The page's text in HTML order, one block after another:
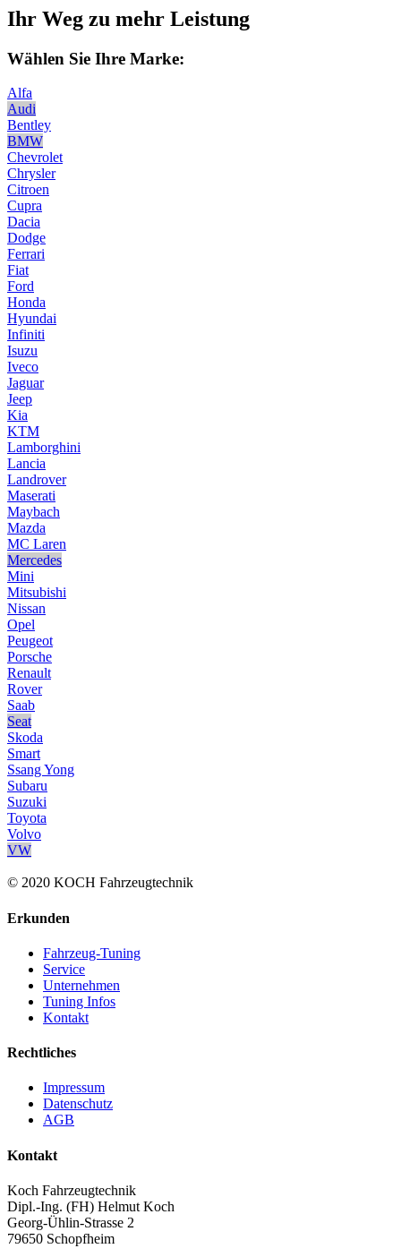
Ihr Weg zu mehr Leistung
Wählen Sie Ihre Marke:
Alfa
Audi
Bentley
BMW
Chevrolet
Chrysler
Citroen
Cupra
Dacia
Dodge
Ferrari
Fiat
Ford
Honda
Hyundai
Infiniti
Isuzu
Iveco
Jaguar
Jeep
Kia
KTM
Lamborghini
Lancia
Landrover
Maserati
Maybach
Mazda
MC Laren
Mercedes
Mini
Mitsubishi
Nissan
Opel
Peugeot
Porsche
Renault
Rover
Saab
Seat
Skoda
Smart
Ssang Yong
Subaru
Suzuki
Toyota
Volvo
VW
© 2020 KOCH Fahrzeugtechnik
Erkunden
Fahrzeug-Tuning
Service
Unternehmen
Tuning Infos
Kontakt
Rechtliches
Impressum
Datenschutz
AGB
Kontakt
Koch Fahrzeugtechnik
Dipl.-Ing. (FH) Helmut Koch
Georg-Ühlin-Strasse 2
79650 Schopfheim